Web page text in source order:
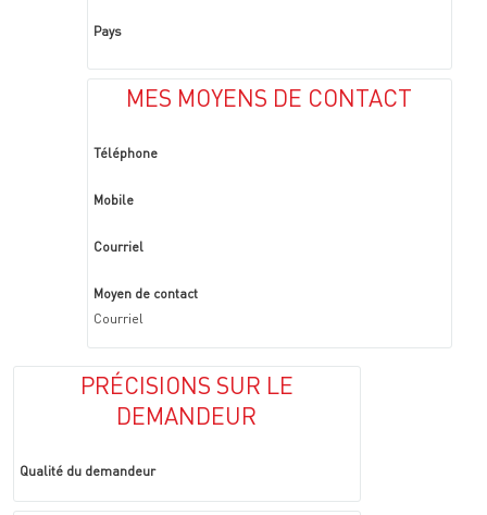
Pays
MES MOYENS DE CONTACT
Téléphone
Mobile
Courriel
Moyen de contact
Courriel
PRÉCISIONS SUR LE
DEMANDEUR
Qualité du demandeur